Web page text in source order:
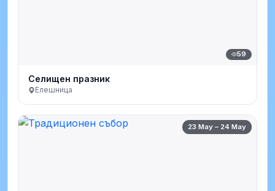
59
Селищен празник
Елешница
23 May – 24 May